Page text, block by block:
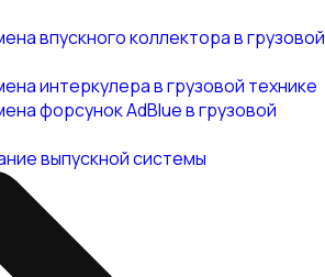
впускного коллектора в грузовой
интеркулера в грузовой технике
форсунок AdBlue в грузовой
выпускной системы